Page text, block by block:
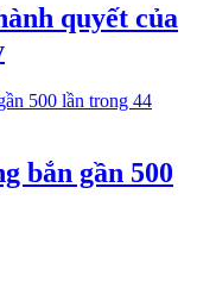
quyết của
bắn gần 500